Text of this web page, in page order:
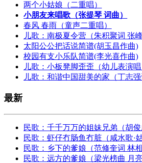
两个小姑娘（二重唱）
小朋友来唱歌（张提琴 词曲）
春风 春雨（童声二重唱）
儿歌：南极夏令营（朱积聚词 张峰
太阳公公把话说简谱(胡玉昌作曲)
校园有支小乐队简谱(李光喜作曲)
儿歌：小板凳脚歪歪（幼儿表演唱
儿歌：和谐中国甜美的家（丁志强
最新
民歌：千千万万的姐妹兄弟（胡俊
民歌：虾仔冇肠鱼冇脏（咸水歌·
民歌：乡下的爹娘（范修奎词 林相
民歌：远方的爹娘（梁光榜曲 月亮